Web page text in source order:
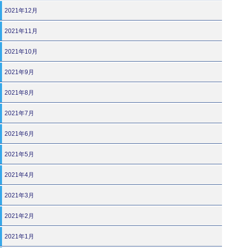
2021年12月
2021年11月
2021年10月
2021年9月
2021年8月
2021年7月
2021年6月
2021年5月
2021年4月
2021年3月
2021年2月
2021年1月